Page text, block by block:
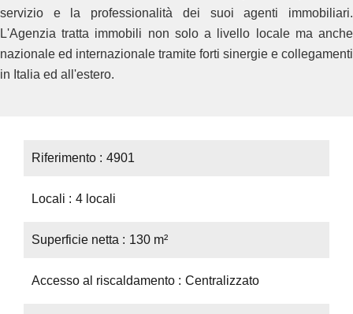
servizio e la professionalità dei suoi agenti immobiliari.
L'Agenzia tratta immobili non solo a livello locale ma anche
nazionale ed internazionale tramite forti sinergie e collegamenti
in Italia ed all'estero.
Riferimento 4901
Locali 4 locali
Superficie netta 130 m²
Accesso al riscaldamento Centralizzato